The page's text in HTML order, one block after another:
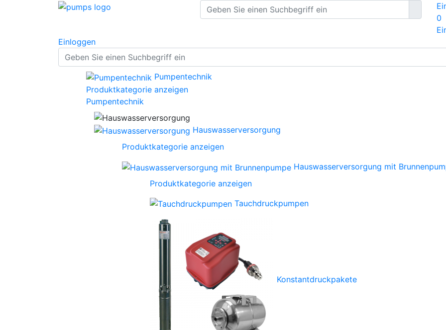
0
Einloggen
Pumpentechnik
Produktkategorie anzeigen
Pumpentechnik
Hauswasserversorgung
Produktkategorie anzeigen
Hauswasserversorgung mit
Produktkategorie anzeigen
Tauchdruckpumpen
Konstantdruckpakete